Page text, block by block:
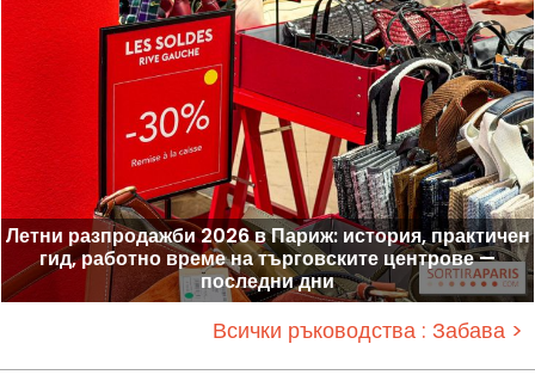
Летни разпродажби 2026 в Париж: история, практичен
гид, работно време на търговските центрове —
последни дни
Всички ръководства : Забава >